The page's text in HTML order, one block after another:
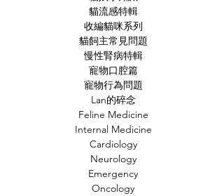
貓流感特輯
收編貓咪系列
貓飼主常見問題
慢性腎病特輯
寵物口腔篇
寵物行為問題
Lan的碎念
Feline Medicine
Internal Medicine
Cardiology
Neurology
Emergency
Oncology